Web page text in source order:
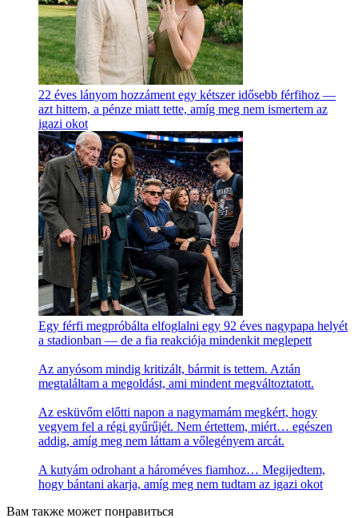
22 éves lányom hozzáment egy kétszer idősebb férfihoz —
azt hittem, a pénze miatt tette, amíg meg nem ismertem az
igazi okot
Egy férfi megpróbálta elfoglalni egy 92 éves nagypapa helyét
a stadionban — de a fia reakciója mindenkit meglepett
Az anyósom mindig kritizált, bármit is tettem. Aztán
megtaláltam a megoldást, ami mindent megváltoztatott.
Az esküvőm előtti napon a nagymamám megkért, hogy
vegyem fel a régi gyűrűjét. Nem értettem, miért… egészen
addig, amíg meg nem láttam a vőlegényem arcát.
A kutyám odrohant a hároméves fiamhoz… Megijedtem,
hogy bántani akarja, amíg meg nem tudtam az igazi okot
Вам также может понравиться